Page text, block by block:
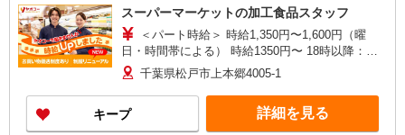
スーパーマーケットの加工食品スタッフ
＜パート時給＞ 時給1,350円〜1,600円（曜
日・時間帯による） 時給1350円〜 18時以降：時
給1400円〜 19時以降：時給1500円〜 ★土曜＋100
円 ★日・祝＋100円 ※アルバイトさんの時給や募
集内容はお問い合わせください
千葉県松戸市上本郷4005-1
キープ 詳細を見る